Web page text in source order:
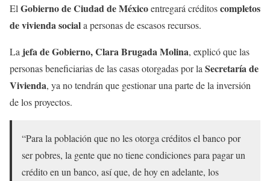
El Gobierno de Ciudad de Méxicoentregará créditoscompletos
de vivienda sociala personas de escasos recursos.
La jefa de Gobierno, Clara Brugada Molina, explicó que las
personas beneficiarias de las casas otorgadas por la Secretaría de
Vivienda, ya no tendrán que gestionar una parte de la inversión
de los proyectos.
“Para la población que no les otorga créditos el banco por
ser pobres, la gente que no tiene condiciones para pagar un
crédito en un banco, así que, de hoy en adelante, los